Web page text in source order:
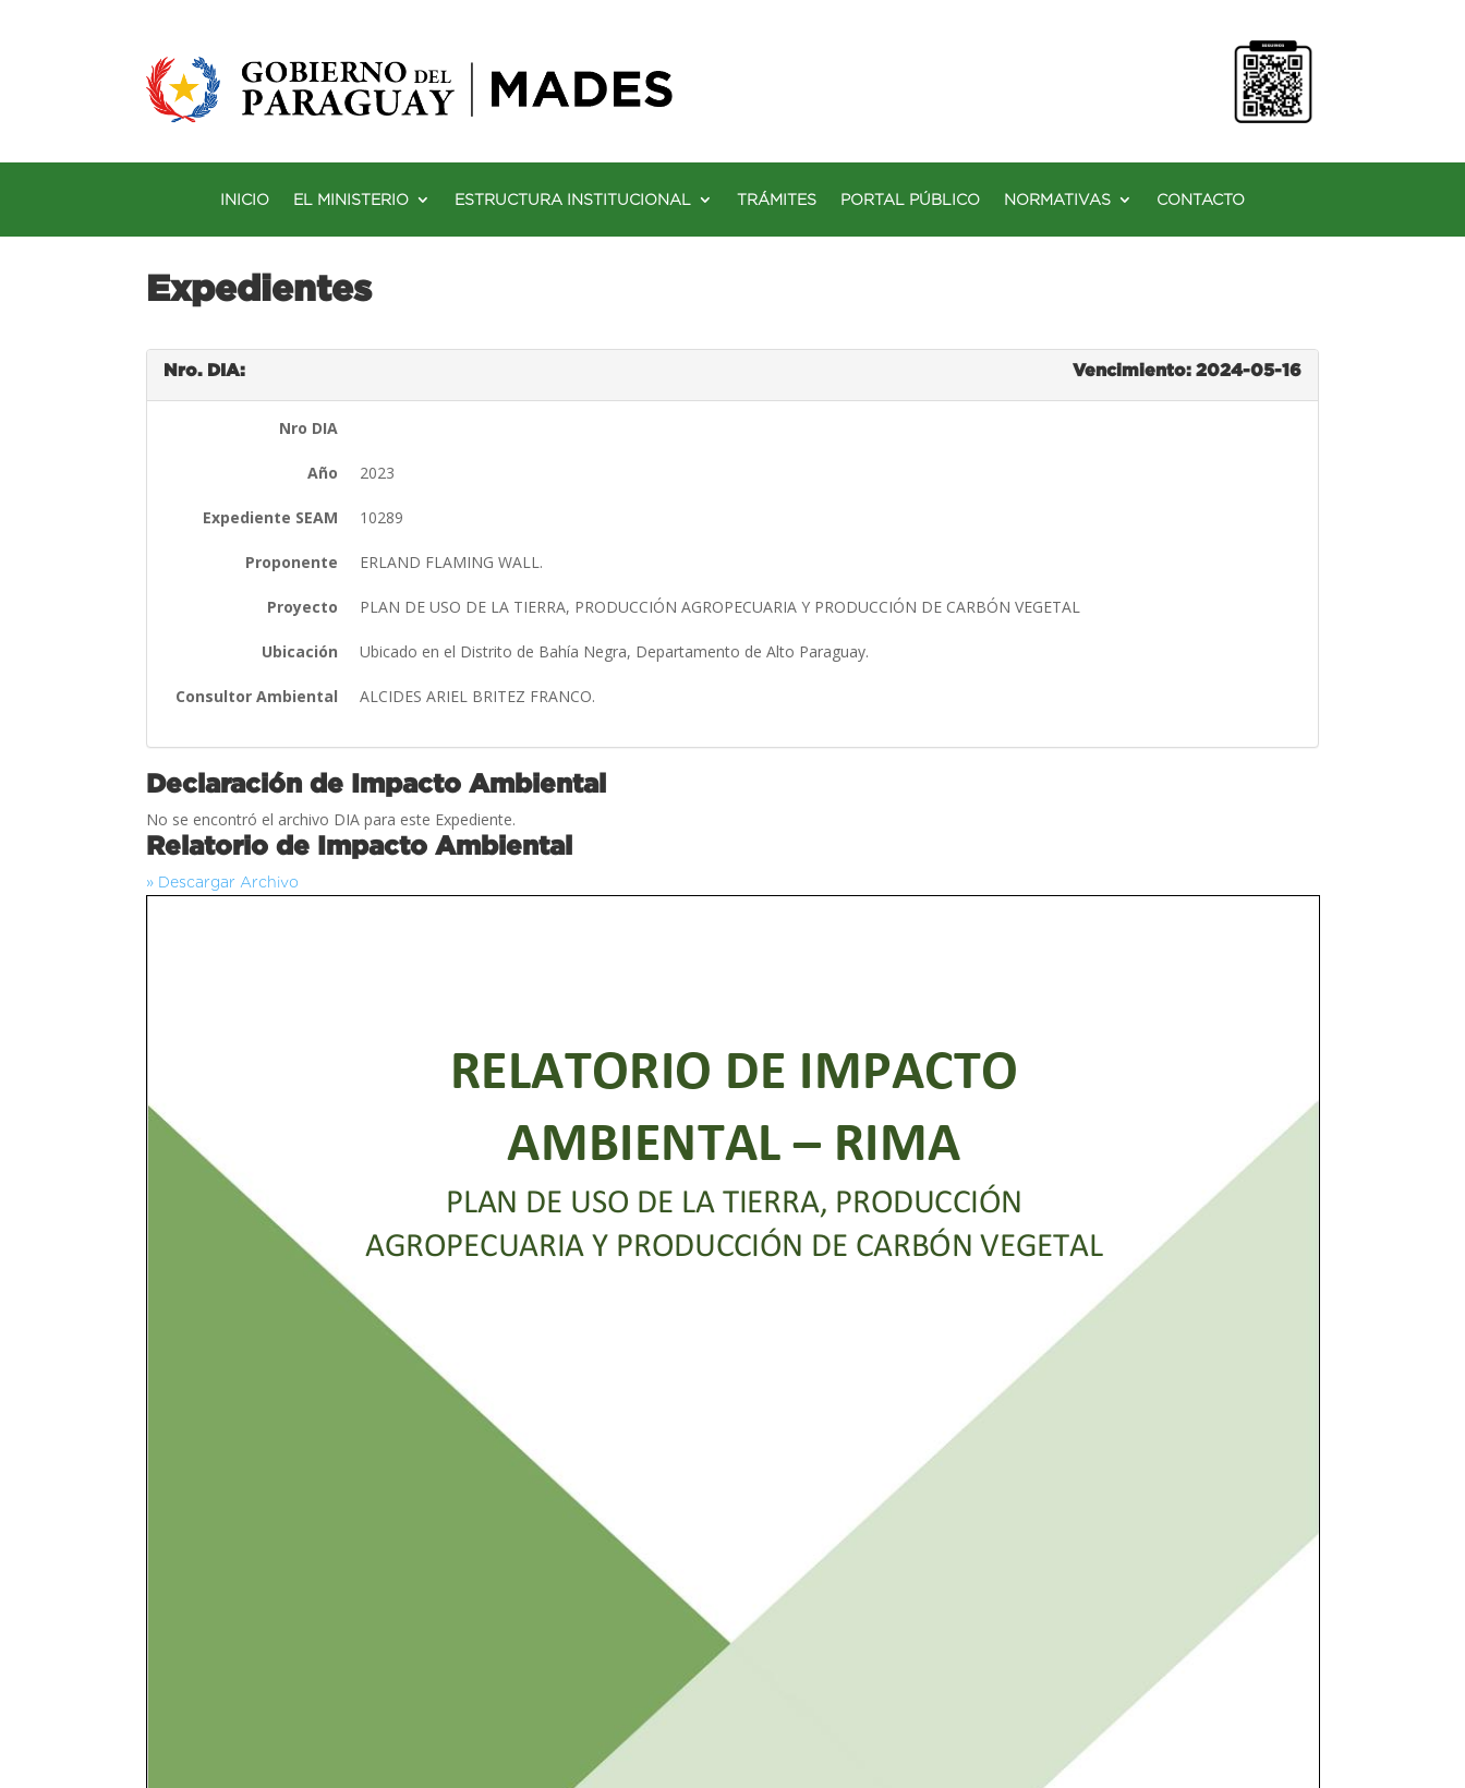
INICIO EL MINISTERIO ESTRUCTURA INSTITUCIONAL TRÁMITES PORTAL PÚBLICO NORMATIVAS CONTACTO
Expedientes
Nro. DIA: Vencimiento: 2024-05-16
Nro DIA
Año 2023
Expediente SEAM 10289
Proponente ERLAND FLAMING WALL.
Proyecto PLAN DE USO DE LA TIERRA, PRODUCCIÓN AGROPECUARIA Y PRODUCCIÓN DE CARBÓN VEGETAL
Ubicación Ubicado en el Distrito de Bahía Negra, Departamento de Alto Paraguay.
Consultor Ambiental ALCIDES ARIEL BRITEZ FRANCO.
Declaración de Impacto Ambiental
No se encontró el archivo DIA para este Expediente.
Relatorio de Impacto Ambiental
» Descargar Archivo